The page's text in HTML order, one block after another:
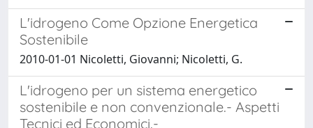
L'idrogeno Come Opzione Energetica
Sostenibile
2010-01-01 Nicoletti, Giovanni; Nicoletti, G.
L'idrogeno per un sistema energetico
sostenibile e non convenzionale.- Aspetti
Tecnici ed Economici.-